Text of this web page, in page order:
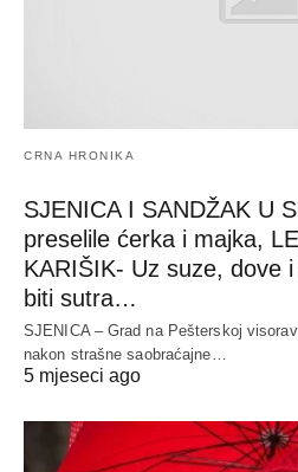
CRNA HRONIKA
SJENICA I SANDŽAK U
preselile ćerka i majka,
KARIŠIK- Uz suze, dove
biti sutra…
SJENICA – Grad na Pešterskoj
nakon strašne saobraćajne…
5 mjeseci ago